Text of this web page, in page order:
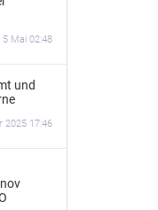
5 Mai 02:48
und
2025 17:46